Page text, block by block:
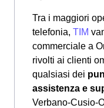
Tra i maggiori
telefonia, TIM
commerciale a
rivolti ai clienti
qualsiasi dei
assistenza e
Verbano-Cusio-